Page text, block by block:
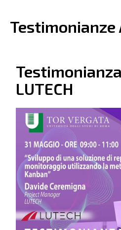
Testimonianze
LUTECH